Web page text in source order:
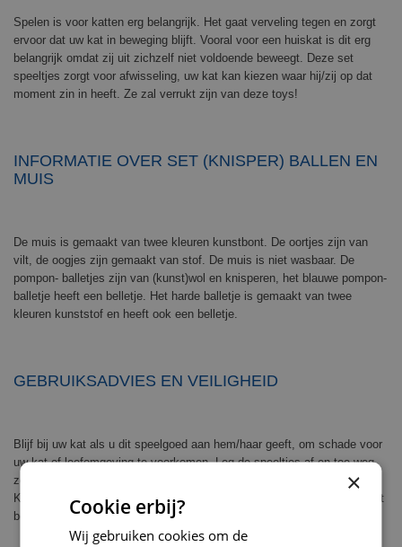
Spelen is voor katten erg belangrijk. Het gaat verveling tegen en zorgt
ervoor dat uw kat in beweging blijft. Vooral voor een huiskat is dit erg
belangrijk omdat zij uit zichzelf niet voldoende beweegt. Deze set
speeltjes zorgt voor afwisseling, uw kat kan kiezen waar hij/zij op dat
moment zin in heeft. Ze zal verrukt zijn van deze toys!
INFORMATIE OVER SET (KNISPER) BALLEN EN
MUIS
De muis is gemaakt van twee kleuren kunstbont. De oortjes zijn van
vilt, de oogjes zijn gemaakt van stof. De muis is niet wasbaar. De
pompon- balletjes zijn van (kunst)wol en knisperen, het blauwe pompon-
balletje heeft een belletje. Het harde balletje is gemaakt van twee
kleuren kunststof en heeft ook een belletje.
GEBRUIKSADVIES EN VEILIGHEID
Blijf bij uw kat als u dit speelgoed aan hem/haar geeft, om schade voor
uw kat of leefomgeving te voorkomen. Leg de speeltjes af en toe weg,
zodat uw kat opnieuw blij verrast is als zij de toys terug krijgt.
Kattenspeelgoed is niet onverwoestbaar. Vervang het speelgoed als het
beschadigd of stuk is. Dit is geen kinderspeelgoed.
×
Cookie erbij?
Wij gebruiken cookies om de